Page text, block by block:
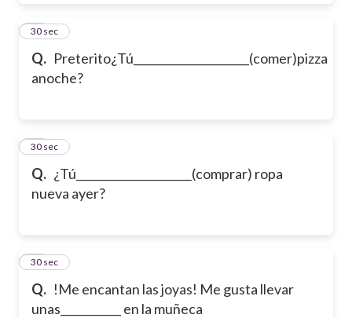
Q. Preterito¿Tú_____________________(comer)pizza
anoche?
28
30 sec
Q. ¿Tú_____________________(comprar) ropa
nueva ayer?
29
30 sec
Q. !Me encantan las joyas! Me gusta llevar
unas___________ en la muñeca
30
30 sec